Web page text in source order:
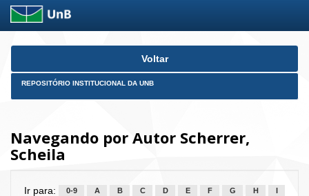
Skip
Voltar
REPOSITÓRIO INSTITUCIONAL DA UNB
Navegando por Autor Scherrer,
Scheila
Ir para: 0-9 A B C D E F G H